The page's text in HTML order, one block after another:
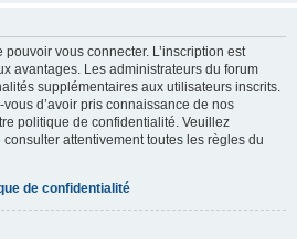
vous connecter. L’inscription est
avantages. Les administrateurs du forum
supplémentaires aux utilisateurs inscrits.
d’avoir pris connaissance de nos
politique de confidentialité. Veuillez
attentivement toutes les règles du
de confidentialité